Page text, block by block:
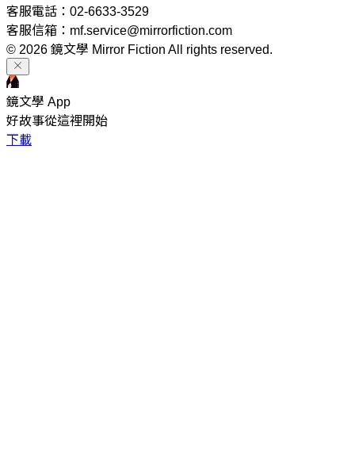
客服電話：02-6633-3529
客服信箱：mf.service@mirrorfiction.com
© 2026 鏡文學 Mirror Fiction All rights reserved.
鏡文學 App
好故事從這裡開始
下載